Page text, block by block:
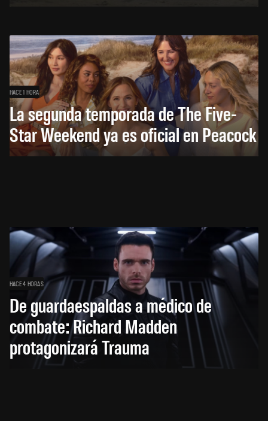
HACE 1 HORA
La segunda temporada de The Five-
Star Weekend ya es oficial en Peacock
HACE 4 HORAS
De guardaespaldas a médico de
combate: Richard Madden
protagonizará Trauma